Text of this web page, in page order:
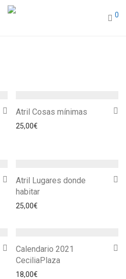
0
Atril Cosas mínimas
25,00€
Atril Lugares donde
habitar
25,00€
Calendario 2021
CeciliaPlaza
18,00€